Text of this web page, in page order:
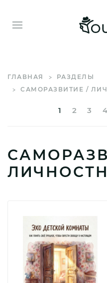
ГЛАВНАЯ
РАЗДЕЛЫ
САМОРАЗВИТИЕ /
1 2 3 4